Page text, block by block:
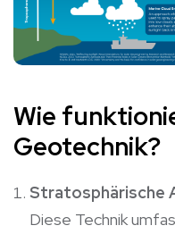
Wie
Geotechnik?
Stratosphärische
Diese Technik